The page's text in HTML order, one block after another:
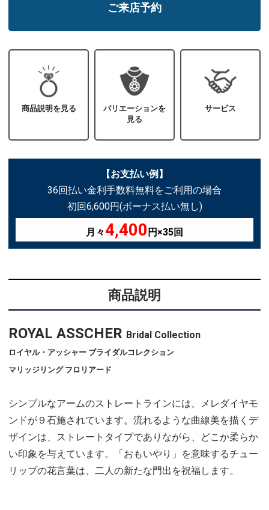
ご来店予約
商品説明を見る
バリエーションを
見る
サービス
【お支払い例】
36回払い金利手数料無料をご利用の場合
初回6,600円(ボーナス払い無し)
月々4,400 円×35回
商品説明
ROYAL ASSCHER Bridal Collection
ロイヤル・アッシャー ブライダルコレクション
マリッジリング フロリアード
シンプルなアームのストレートラインには、メレダイヤモ
ンドが９石施されています。流れるような曲線美を描くデ
ザインは、ストレートタイプでありながら、どこか柔らか
い印象を与えています。「おもいやり」を意味するチュー
リップの花言葉は、二人の新たな門出を祝福します。